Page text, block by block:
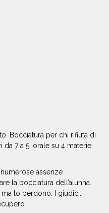
Bocciatura per chi rifiuta di
da 7 a 5, orale su 4 materie
assenze
la bocciatura dell’alunna.
lo perdono. I giudici: